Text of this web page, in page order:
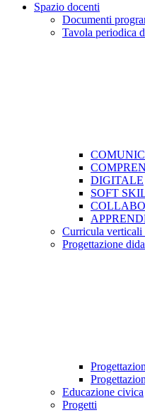
Spazio docenti
Documenti
Tavola periodica
DIGITALE
SOFT
Curricula verticali
Progettazione
Educazione civica
Progetti